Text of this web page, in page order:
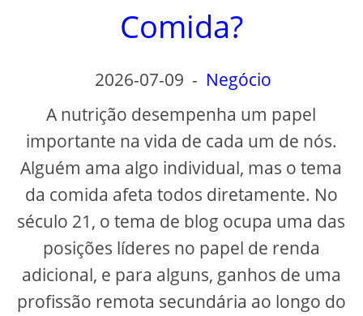
Comida?
2026-07-09 - Negócio
A nutrição desempenha um papel
importante na vida de cada um de nós.
Alguém ama algo individual, mas o tema
da comida afeta todos diretamente. No
século 21, o tema de blog ocupa uma das
posições líderes no papel de renda
adicional, e para alguns, ganhos de uma
profissão remota secundária ao longo do